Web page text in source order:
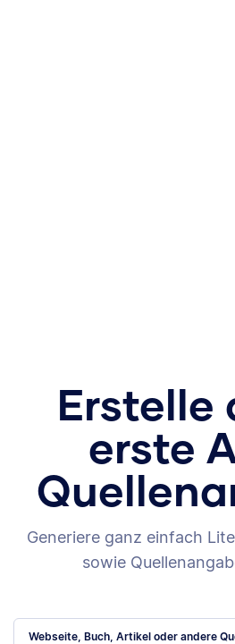
Erstelle
erste
Generiere ganz einfach
sowie
Webseite, Buch, Artikel oder andere